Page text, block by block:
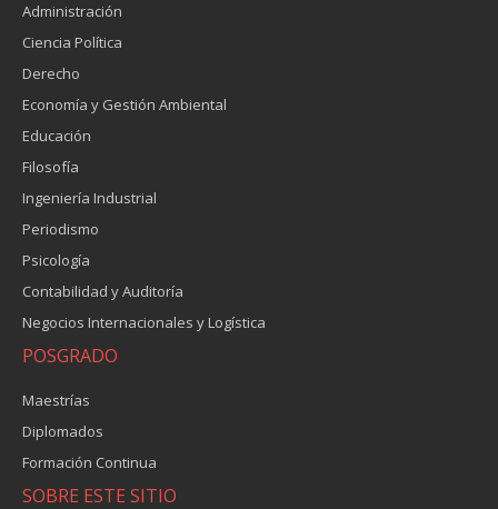
Administración
Ciencia Política
Derecho
Economía y Gestión Ambiental
Educación
Filosofía
Ingeniería Industrial
Periodismo
Psicología
Contabilidad y Auditoría
Negocios Internacionales y Logística
POSGRADO
Maestrías
Diplomados
Formación Continua
SOBRE ESTE SITIO